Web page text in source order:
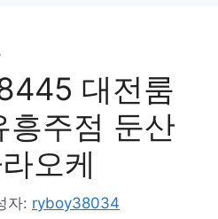
대전룸
흥주점 둔산
오케
자: ryboy38034